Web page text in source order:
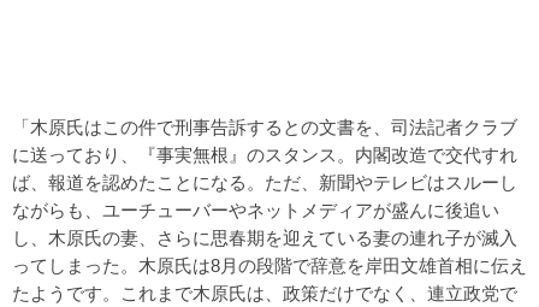
「木原氏はこの件で刑事告訴するとの文書を、司法記者クラブ
に送っており、『事実無根』のスタンス。内閣改造で交代すれ
ば、報道を認めたことになる。ただ、新聞やテレビはスルーし
ながらも、ユーチューバーやネットメディアが盛んに後追い
し、木原氏の妻、さらに思春期を迎えている妻の連れ子が滅入
ってしまった。木原氏は8月の段階で辞意を岸田文雄首相に伝え
たようです。これまで木原氏は、政策だけでなく、連立政党で